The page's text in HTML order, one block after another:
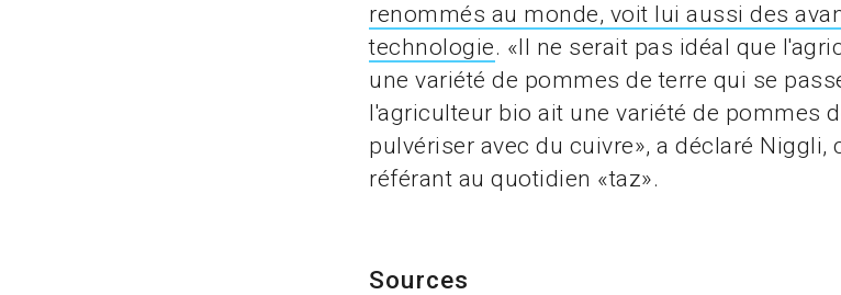
renommés au monde, voit lui aussi des
technologie. «Il ne serait pas idéal que
une variété de pommes de terre qui se
l'agriculteur bio ait une variété de pommes
pulvériser avec du cuivre», a déclaré Niggli,
référant au quotidien «taz».
Sources